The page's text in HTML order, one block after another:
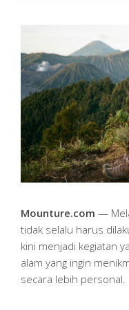
Mounture.com —
tidak selalu harus
kini menjadi kegiatan
alam yang ingin
secara lebih personal.